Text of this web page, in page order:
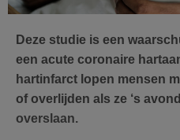
Deze studie is een
een acute coronaire
hartinfarct lopen mensen
of overlijden als ze ‘s
overslaan.